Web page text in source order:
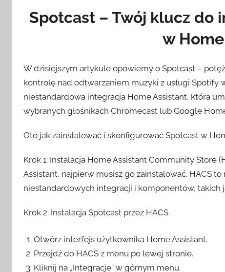
Spotcast – Twój klucz
w
W dzisiejszym artykule opowiemy o Spotcast –
kontrolę nad odtwarzaniem muzyki z usługi
niestandardowa integracja Home Assistant, która
wybranych głośnikach Chromecast lub Google
Oto jak zainstalować i skonfigurować Spotcast w
Krok 1: Instalacja Home Assistant Community Store
Assistant, najpierw musisz go zainstalować. HACS
niestandardowych integracji i komponentów, takich
Krok 2: Instalacja Spotcast przez HACS
Otwórz interfejs użytkownika Home Assistant.
Przejdź do HACS z menu po lewej stronie.
Kliknij na „Integracje” w górnym menu.